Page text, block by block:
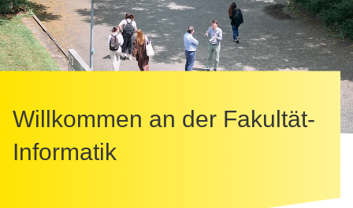
Willkommen an der Fakultät­
Informatik